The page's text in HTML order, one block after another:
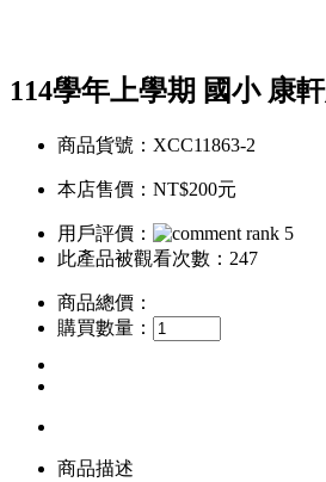
114學年上學期 國小 康
商品貨號：XCC11863-2
本店售價： NT$200元
用戶評價：
此產品被觀看次數：247
商品總價：
購買數量：
商品描述